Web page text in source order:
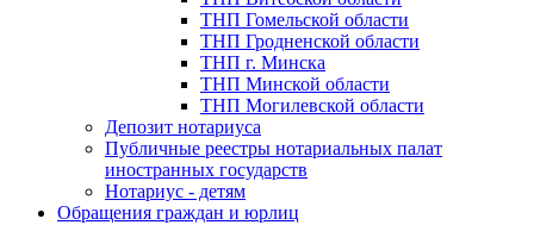
ТНП Гомельской области
ТНП Гродненской области
ТНП г. Минска
ТНП Минской области
ТНП Могилевской области
Депозит нотариуса
Публичные реестры нотариальных палат
иностранных государств
Нотариус - детям
Обращения граждан и юрлиц